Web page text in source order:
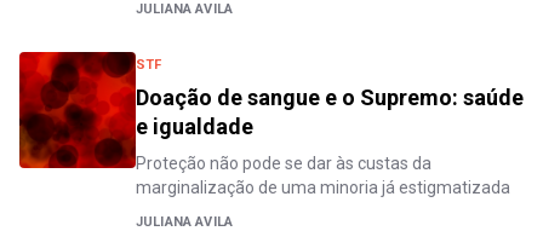
JULIANA AVILA
STF
Doação de sangue e o Supremo: saúde
e igualdade
Proteção não pode se dar às custas da
marginalização de uma minoria já estigmatizada
JULIANA AVILA